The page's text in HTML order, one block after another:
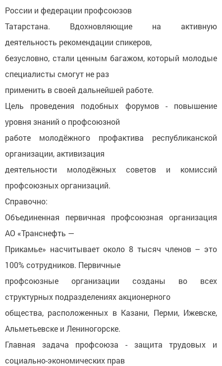
России и федерации профсоюзов
Татарстана. Вдохновляющие на активную
деятельность рекомендации спикеров,
безусловно, стали ценным багажом, который молодые
специалисты смогут не раз
применить в своей дальнейшей работе.
Цель проведения подобных форумов - повышение
уровня знаний о профсоюзной
работе молодёжного профактива республиканской
организации, активизация
деятельности молодёжных советов и комиссий
профсоюзных организаций.
Справочно:
Объединенная первичная профсоюзная организация
АО «Транснефть —
Прикамье» насчитывает около 8 тысяч членов – это
100% сотрудников. Первичные
профсоюзные организации созданы во всех
структурных подразделениях акционерного
общества, расположенных в Казани, Перми, Ижевске,
Альметьевске и Лениногорске.
Главная задача профсоюза - защита трудовых и
социально-экономических прав